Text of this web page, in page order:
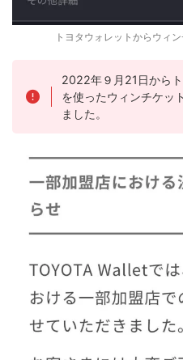
トヨタウォレットからウィ
2022年９月21日から
を使ったウィンチケッ
ました。